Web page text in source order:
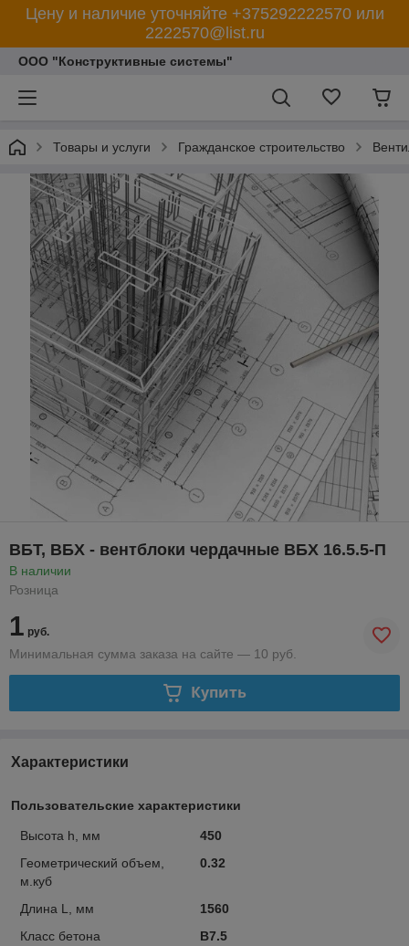
Цену и наличие уточняйте +375292222570 или
2222570@list.ru
ООО "Конструктивные системы"
Товары и услуги Гражданское строительство
ВБТ, ВБХ - вентблоки чердачные ВБХ 16.5.5-П
В наличии
Розница
1 руб.
Минимальная сумма заказа на сайте — 10 руб.
Купить
Характеристики
Пользовательские характеристики
Высота h, мм
450
Геометрический объем,
м.куб
0.32
Длина L, мм
1560
Класс бетона
В7.5